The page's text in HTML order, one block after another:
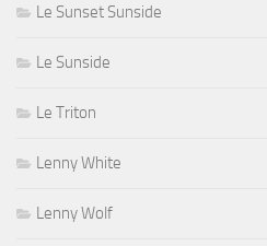
Le Sunset Sunside
Le Sunside
Le Triton
Lenny White
Lenny Wolf